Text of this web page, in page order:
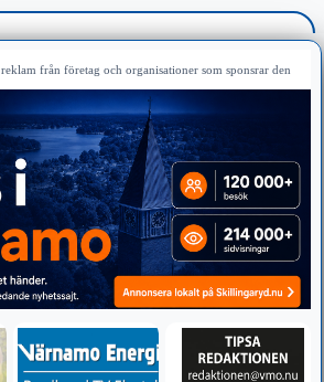
från företag och organisationer som sponsrar den